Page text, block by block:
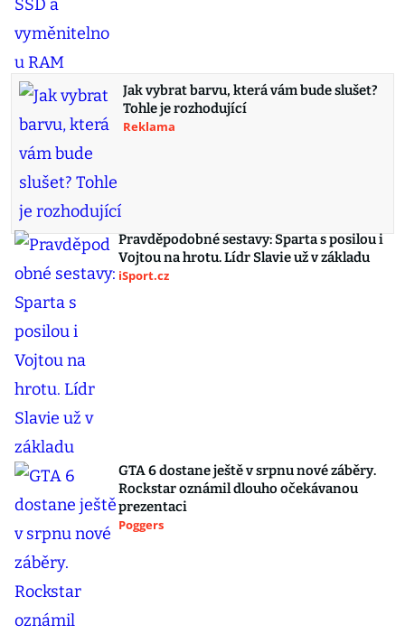
Jak vybrat barvu, která vám bude slušet?
Tohle je rozhodující
Reklama
Pravděpodobné sestavy: Sparta s posilou i
Vojtou na hrotu. Lídr Slavie už v základu
iSport.cz
GTA 6 dostane ještě v srpnu nové záběry.
Rockstar oznámil dlouho očekávanou
prezentaci
Poggers